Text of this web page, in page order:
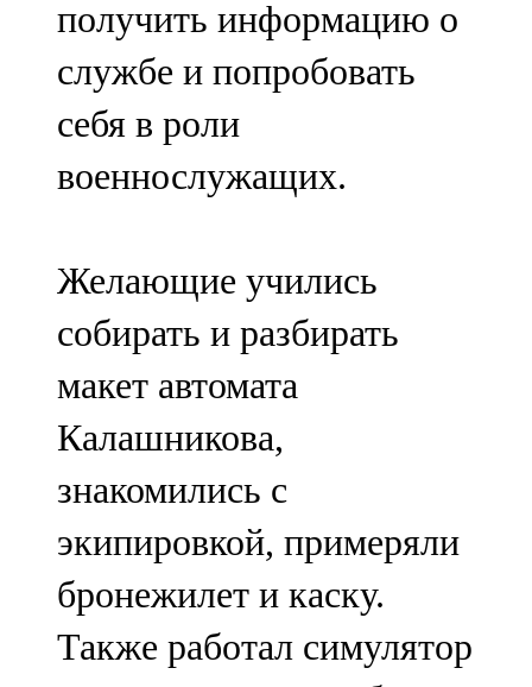
Чистай
103,0 FM
Чүпрәле
91,0 FM
102,3 FM
Яңа чишмә
107,0 FM
Яр Чаллы
105,5 FM
получить информацию о
службе и попробовать
себя в роли
военнослужащих.
Желающие учились
собирать и разбирать
макет автомата
Калашникова,
знакомились с
экипировкой, примеряли
бронежилет и каску.
Также работал симулятор